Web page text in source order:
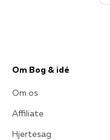
Om Bog & idé
Om os
Affiliate
Hjertesag